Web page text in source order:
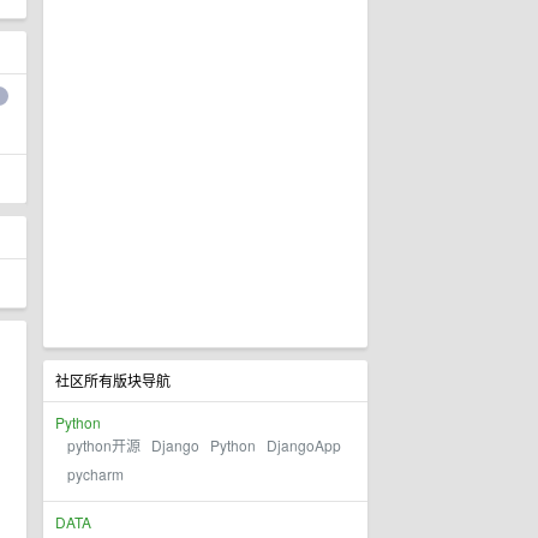
社区所有版块导航
Python
python开源 Django Python
DjangoApp
pycharm
DATA